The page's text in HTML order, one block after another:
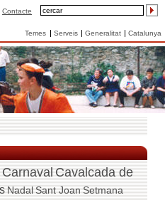
Contacte
Temes Serveis Generalitat Catalunya
CarnavalCavalcada de
NadalSant JoanSetmana